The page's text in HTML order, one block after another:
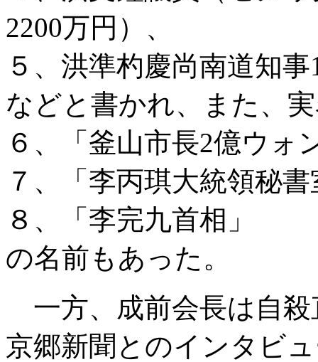
2200万円）、
５、洪準杓慶尚南道知
などと書かれ、また、
６、「釜山市長2億ウォ
７、「李丙琪大統領秘
８、「李完九首相」
の名前もあった。
一方、成前会長は自殺
京郷新聞とのインタビ